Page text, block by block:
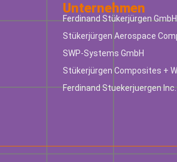
Unternehmen
Ferdinand Stükerjürgen GmbH
Stükerjürgen Aerospace
SWP-Systems GmbH
Stükerjürgen Composites +
Ferdinand Stuekerjuergen